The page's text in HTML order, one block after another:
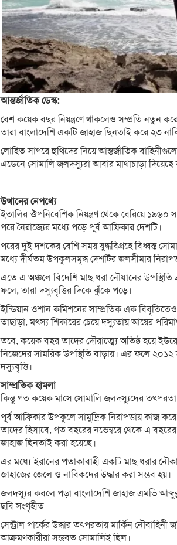
আন্তর্জাতিক ডেস্ক:
বেশ কয়েক বছর নিয়ন্ত্রণে থাকলেও সম্প্রতি নতুন
তারা বাংলাদেশি একটি জাহাজ ছিনতাই করে ২৩
লোহিত সাগরে হুথিদের নিয়ে আন্তর্জাতিক
এডেনে সোমালি জলদস্যুরা আবার মাথাচাড়া দিয়েছে
উত্থানের নেপথ্যে
ইতালির ঔপনিবেশিক নিয়ন্ত্রণ থেকে বেরিয়ে
পরে নৈরাজ্যের মধ্যে পড়ে পূর্ব আফ্রিকার দেশটি।
পরের দুই দশকের বেশি সময় যুদ্ধবিগ্রহে বিধ্বস্ত
মধ্যে দীর্ঘতম উপকূলসমৃদ্ধ দেশটির জলসীমার
এতে এ অঞ্চলে বিদেশি মাছ ধরা নৌযানের উপস্থিতি
ফলে, তারা দস্যুবৃত্তির দিকে ঝুঁকে পড়ে।
ইন্ডিয়ান ওশান কমিশনের সাম্প্রতিক এক
তাছাড়া, মৎস্য শিকারের চেয়ে দস্যুতায় আয়ের
তবে, কয়েক বছর তাদের দৌরাত্ম্যে অতিষ্ঠ হয়ে
নিজেদের সামরিক উপস্থিতি বাড়ায়। এর ফলে
দস্যুবৃত্তি।
সাম্প্রতিক হামলা
কিন্তু গত কয়েক মাসে সোমালি জলদস্যুদের
পূর্ব আফ্রিকার উপকূলে সামুদ্রিক নিরাপত্তায় কাজ
তাদের হিসাবে, গত বছরের নভেম্বরে থেকে এ
জাহাজ ছিনতাই করা হয়েছে।
এর মধ্যে ইরানের পতাকাবাহী একটি মাছ ধরার
জাহাজের জেলে ও নাবিকদের উদ্ধার করা সম্ভব হয়।
জলদস্যুর কবলে পড়া বাংলাদেশি জাহাজ এমভি
ছবি সংগৃহীত
সেন্ট্রাল পার্কের উদ্ধার তৎপরতায় মার্কিন
আক্রমণকারীরা সম্ভবত সোমালিই ছিল।